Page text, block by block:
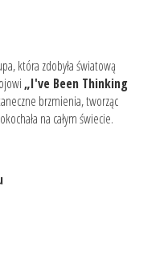
która zdobyła światową
„I've Been Thinking
brzmienia, tworząc
na całym świecie.